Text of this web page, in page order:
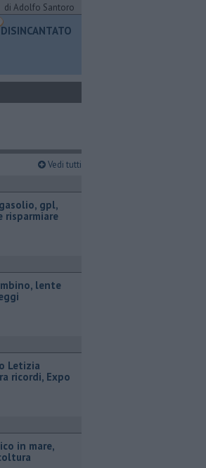
di Adolfo Santoro
DISINCANTATO
Vedi tutti
gpl,
risparmiare
lente
Letizia
ricordi, Expo
in mare,